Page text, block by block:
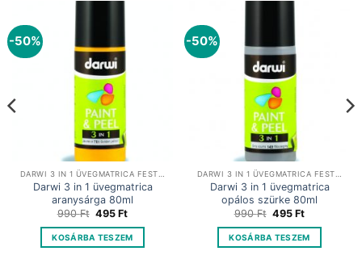
-50%
Darwi 3 in 1 üvegmatrica
aranysárga 80ml
990Ft Original
was:
990 Ft.
495FtCurrent
is:
495 Ft.
KOSÁRBA TESZEM
-50%
Darwi 3 in 1 üvegmatrica
opálos szürke 80ml
990Ft Original
was:
990 Ft.
495FtCurrent
is:
495 Ft.
KOSÁRBA TESZEM